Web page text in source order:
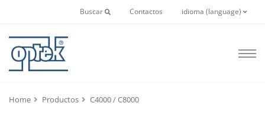
Buscar Contactos idioma (language)
Home Productos C4000 / C8000